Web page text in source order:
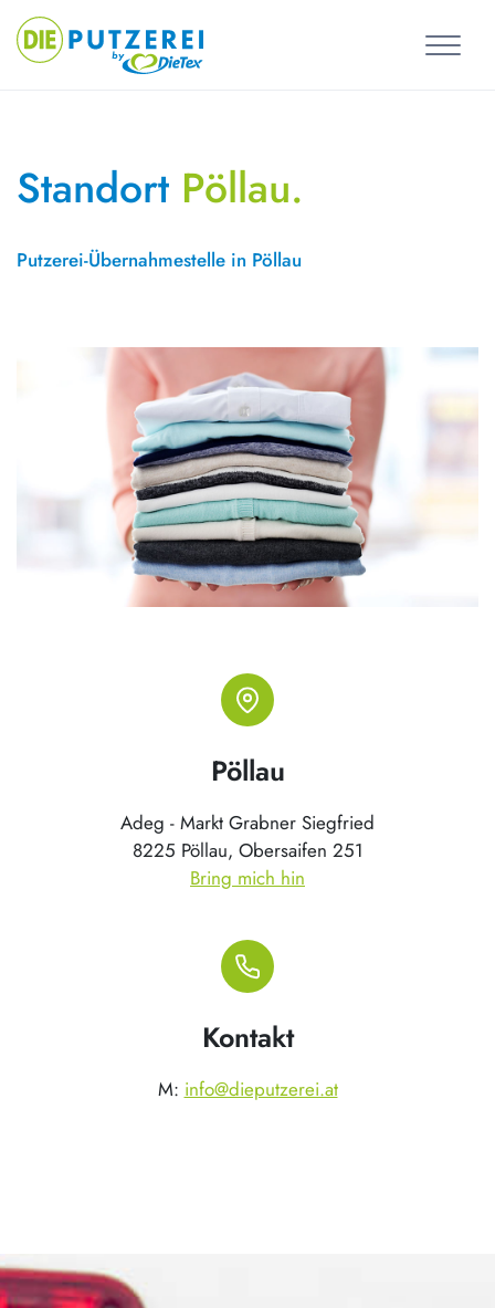
Skip
content
Standort Pöllau.
Putzerei-Übernahmestelle in Pöllau
Pöllau
Adeg - Markt Grabner Siegfried
8225 Pöllau, Obersaifen 251
Bring mich hin
Kontakt
M: info@dieputzerei.at